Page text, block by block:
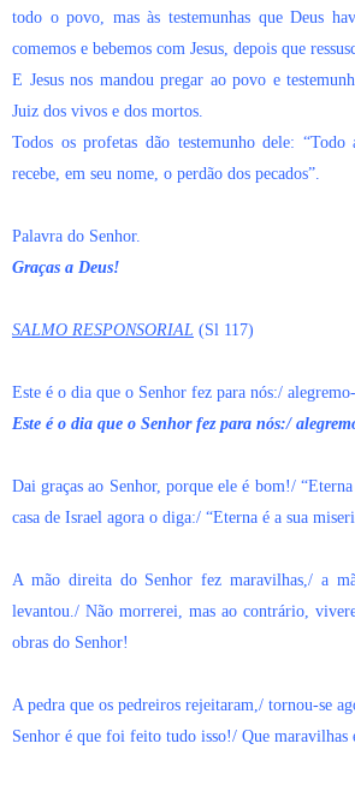
todo o povo, mas às testemunhas que Deus
comemos e bebemos com Jesus, depois que
E Jesus nos mandou pregar ao povo e
Juiz dos vivos e dos mortos.
Todos os profetas dão testemunho dele: “Todo
recebe, em seu nome, o perdão dos pecados”.
Palavra do Senhor.
Graças a Deus!
SALMO RESPONSORIAL (Sl 117)
Este é o dia que o Senhor fez para nós:/
Este é o dia que o Senhor fez para nós:/
Dai graças ao Senhor, porque ele é bom!/
casa de Israel agora o diga:/ “Eterna é a sua
A mão direita do Senhor fez maravilhas,/ a
levantou./ Não morrerei, mas ao contrário,
obras do Senhor!
A pedra que os pedreiros rejeitaram,/ tornou-se
Senhor é que foi feito tudo isso!/ Que maravilhas